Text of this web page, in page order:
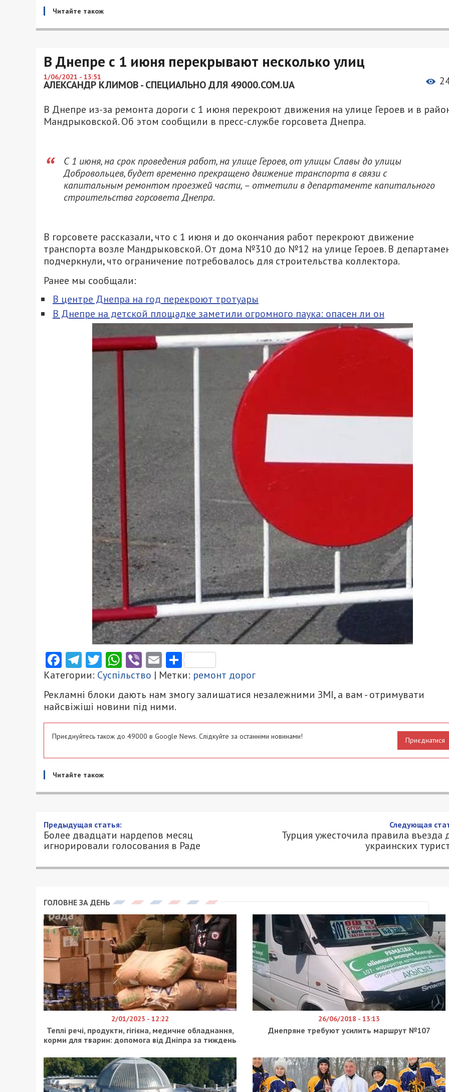
Читайте також
В Днепре с 1 июня перекрывают несколько улиц
1/06/2021 - 13:51
АЛЕКСАНДР КЛИМОВ - СПЕЦИАЛЬНО ДЛЯ 49000.COM.UA
В Днепре из-за ремонта дороги с 1 июня перекроют движения на улице Героев и в
Мандрыковской. Об этом сообщили в пресс-службе горсовета Днепра.
С 1 июня, на срок проведения работ, на улице Героев, от улицы Славы до улицы
Добровольцев, будет временно прекращено движение транспорта в связи с
капитальным ремонтом проезжей части, – отметили в департаменте капитального
строительства горсовета Днепра.
В горсовете рассказали, что с 1 июня и до окончания работ перекроют движение
транспорта возле Мандрыковской. От дома №310 до №12 на улице Героев. В
подчеркнули, что ограничение потребовалось для строительства коллектора.
Ранее мы сообщали:
В центре Днепра на год перекроют тротуары
В Днепре на детской площадке заметили огромного паука: опасен ли он
Facebook
Telegram
Twitter
WhatsApp
ViberEmailПоділитися
Категории: Суспільство | Метки: ремонт дорог
Рекламні блоки дають нам змогу залишатися незалежними ЗМІ, а вам - отримувати
найсвіжіші новини під ними.
Приєднуйтесь також до 49000 в Google News. Слідкуйте за останніми новинами! Приєднатися
Читайте також
Более двадцати нардепов месяц игнорировали голосования
Раде
1/06/2021 - 13:43
сообщает Комитет избирателей Украины
Рекордсмен по депутатам-бездельникам – пророссийская фракция “Оппозиционная
платформа – За життя”. Сразу девять избранников этой фракции игнорировали
голосования в Верховной Раде, а то и вовсе не приходили на заседания. Это знаменитый
кандидат наук по государственному управлению Илья Кива, соратник кума Путина Тарас
Козак, сам кум Путина Виктор Медведчук, олигарх Сергей Левочкин, а также Ренат
Кузьмин, Сергей Ларин, Федор Христенко, Юрий Бойко и Вадим Рабинович.
Также свои депутатские обязанности проигнорировал одиозный нардеп от
Антон Яценко, известный схематозом на тендерных площадках. Помимо него, из фракции
Юлии Тимошенко в парламенте в мае бездельничали Александр Абдуллин, Сергей
и Константин Бондарев. Из президентской фракции “Слуга народа” ни разу не
проголосовали Виктория Вагнер, Юлия Гришина, Александр Куницкий и недавно
изгнанный из “СН” фанат Лукашенко Евгений Шевченко. Все 226 голосований
проигнорировал также представитель фракции “За майбутнє” Степан Ивахив. Из